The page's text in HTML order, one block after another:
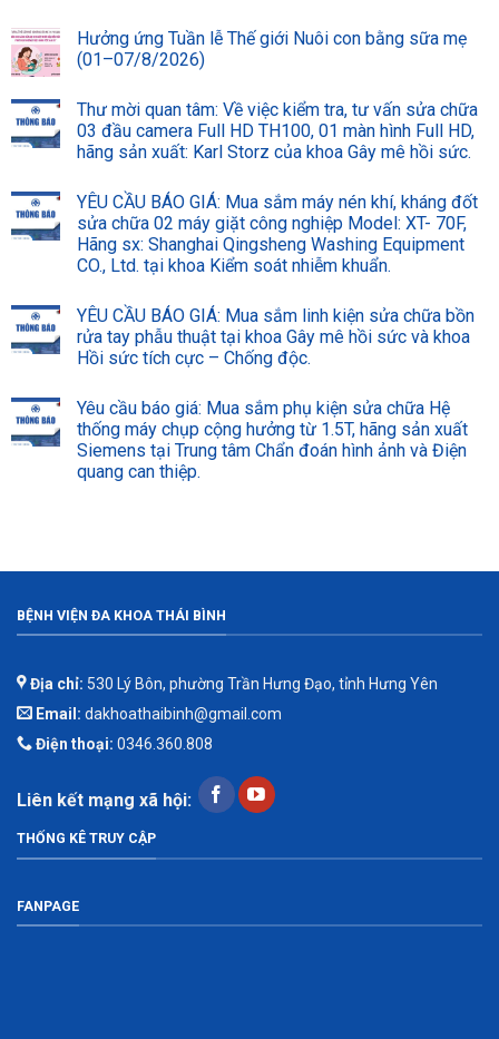
Hưởng ứng Tuần lễ Thế giới Nuôi con bằng sữa mẹ
(01–07/8/2026)
Thư mời quan tâm: Về việc kiểm tra, tư vấn sửa chữa
03 đầu camera Full HD TH100, 01 màn hình Full HD,
hãng sản xuất: Karl Storz của khoa Gây mê hồi sức.
YÊU CẦU BÁO GIÁ: Mua sắm máy nén khí, kháng đốt
sửa chữa 02 máy giặt công nghiệp Model: XT- 70F,
Hãng sx: Shanghai Qingsheng Washing Equipment
CO., Ltd. tại khoa Kiểm soát nhiễm khuẩn.
YÊU CẦU BÁO GIÁ: Mua sắm linh kiện sửa chữa bồn
rửa tay phẫu thuật tại khoa Gây mê hồi sức và khoa
Hồi sức tích cực – Chống độc.
Yêu cầu báo giá: Mua sắm phụ kiện sửa chữa Hệ
thống máy chụp cộng hưởng từ 1.5T, hãng sản xuất
Siemens tại Trung tâm Chẩn đoán hình ảnh và Điện
quang can thiệp.
BỆNH VIỆN ĐA KHOA THÁI BÌNH
Địa chỉ: 530 Lý Bôn, phường Trần Hưng Đạo, tỉnh Hưng Yên
Email: dakhoathaibinh@gmail.com
Điện thoại: 0346.360.808
Liên kết mạng xã hội:
THỐNG KÊ TRUY CẬP
FANPAGE